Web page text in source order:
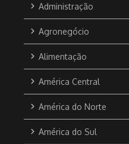
Administração
Agronegócio
Alimentação
América Central
América do Norte
América do Sul